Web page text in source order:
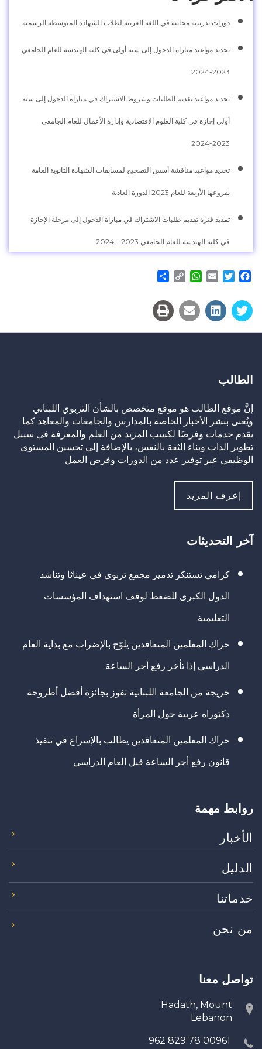
دورات تدريبية مجانية في اللغة العربية لطلاب الشهادة المتوسطة الرسمية
تحديد مواعيد مباراة الدخول إلى سنة أولى في كلية الهندسة للعام الجامعي
2023-2024
تحديد مواعيد تقديم الطلبات وشروط الاشتراك في مباراة الدخول إلى سنة
أولى إجازة في كلية العلوم الاقتصادية وإدارة الأعمال للعام الجامعي
2023-2024
تحديد مواعيد مناقشة أسس التصحيح لمسابقات الشهادة الثانوية العامة
بفروعها الأربعة للعام 2023 الدورة العادية
تمديد فترة تقديم طلبات الاشتراك في مباراة الدخول إلى مرحلة الإجازة
في كلية الهندسة للعام الجامعي 2023 – 2024
Facebook
Twitter
Email
WhatsApp
Copy
الطالب
إنَّ موقع الطالب هو موقع متخصص بالشأن التربوي اللبناني
ويُعنى بنشر الأخبار الخاصة بالمدارس والجامعات والمعاهد كما
يقدم خدمات وفرصًا لكسب المزيد من العلم والمعرفة في سبيل
تطوير الذات وبناء الثقة بالنفس، بالإضافة إلى تحسين المستوى
الوظيفي عبر توفير عدد من الدورات وفرص العمل.
إعرف المزيد
آخر التحديثات
كرامي تستنكر تدمير مجمع تربوي في عيناثا وتناشد
الدول الكبرى للضغط لوقف استهداف المؤسسات
التعليمية
حراك المعلمين المتعاقدين يلوّح بالإضراب مع بداية العام
الدراسي إذا تأخر رفع أجر الساعة
خريجة من الجامعة اللبنانية تفوز بجائزة أفضل أطروحة
دكتوراه عربية حول المرأة
حراك المعلمين المتعاقدين يطالب بالإسراع في تنفيذ
قانون رفع أجر الساعة قبل العام الدراسي
روابط مهمة
الأخبار
الدليل
خدماتنا
من نحن
تواصل معنا
Hadath, Mount
Lebanon
00961 78 829 962